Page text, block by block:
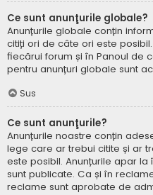
Ce sunt anunţurile globale?
Anunțurile globale conțin
citiți ori de câte ori este
fiecărui forum și în Panoul de
pentru anunțuri globale sunt
Sus
Ce sunt anunţurile?
Anunțurile noastre conțin
lege care ar trebui citite și ar
este posibil. Anunțurile apar
sunt publicate. Ca și în
reclame sunt aprobate de